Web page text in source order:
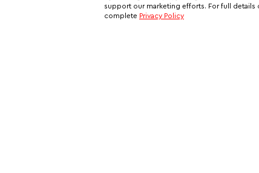
support our marketing efforts. For full
complete Privacy Policy